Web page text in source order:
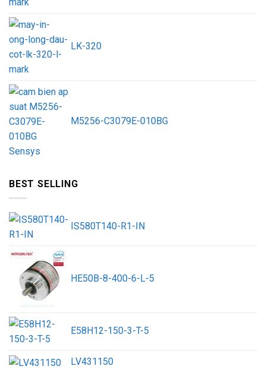
LK-320
M5256-C3079E-010BG
BEST SELLING
IS580T140-R1-IN
HE50B-8-400-6-L-5
E58H12-150-3-T-5
LV431150